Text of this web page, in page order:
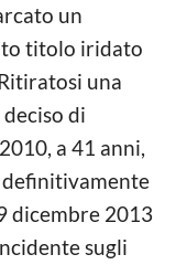
un
titolo iridato
una
di
a 41 anni,
dicembre 2013
sugli